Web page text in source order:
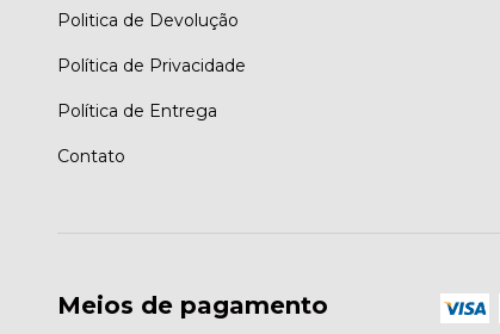
Politica de Devolução
Política de Privacidade
Política de Entrega
Contato
Meios de pagamento